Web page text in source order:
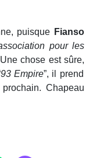
puisque Fianso
pour les
chose est sûre,
93 Empire”, il prend
Chapeau